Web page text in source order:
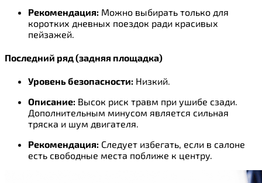
Рекомендация: Можно выбирать только для
коротких дневных поездок ради красивых
пейзажей.
Последний ряд (задняя площадка)
Уровень безопасности: Низкий.
Описание: Высок риск травм при ушибе сзади.
Дополнительным минусом является сильная
тряска и шум двигателя.
Рекомендация: Следует избегать, если в салоне
есть свободные места поближе к центру.